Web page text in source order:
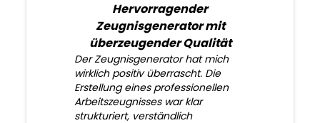
Hervorragender
Zeugnisgenerator mit
überzeugender Qualität
Der Zeugnisgenerator hat mich
wirklich positiv überrascht. Die
Erstellung eines professionellen
Arbeitszeugnisses war klar
strukturiert, verständlich